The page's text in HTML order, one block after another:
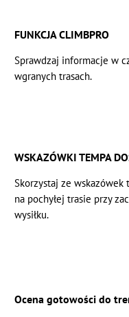
FUNKCJA CLIMBPRO
Sprawdzaj informacje w
wgranych trasach.
WSKAZÓWKI TEMPA
Skorzystaj ze wskazówek
na pochyłej trasie przy
wysiłku.
Ocena gotowości do